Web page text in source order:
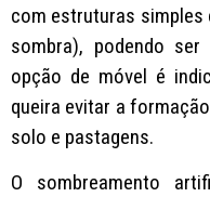
com estruturas simples
sombra), podendo
opção de móvel é
queira evitar a
solo e pastagens.
O sombreamento